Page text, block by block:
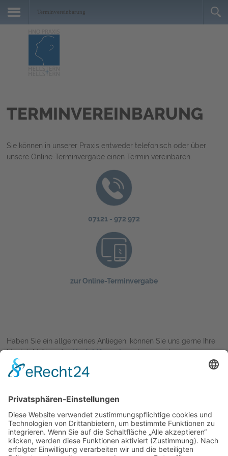
Terminvereinbarung
TERMINVEREINBARUNG
Sie können in unserer Praxis entweder telefonisch oder über
unsere Online-Terminvergabe einen Termin vereinbaren.
07121 - 972 972
zur Online-Terminvergabe
Haben Sie ein allgemeines Anliegen, können Sie uns gerne Ihre
Nachricht über dasKontaktformularzukommen lassen.
Aktuelle Seite:Home Terminvereinbarung